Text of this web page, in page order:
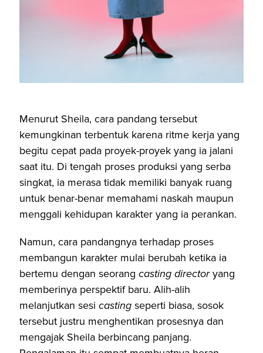
Menurut Sheila, cara pandang tersebut
kemungkinan terbentuk karena ritme kerja yang
begitu cepat pada proyek-proyek yang ia jalani
saat itu. Di tengah proses produksi yang serba
singkat, ia merasa tidak memiliki banyak ruang
untuk benar-benar memahami naskah maupun
menggali kehidupan karakter yang ia perankan.
Namun, cara pandangnya terhadap proses
membangun karakter mulai berubah ketika ia
bertemu dengan seorang casting directoryang
memberinya perspektif baru. Alih-alih
melanjutkan sesi castingseperti biasa, sosok
tersebut justru menghentikan prosesnya dan
mengajak Sheila berbincang panjang.